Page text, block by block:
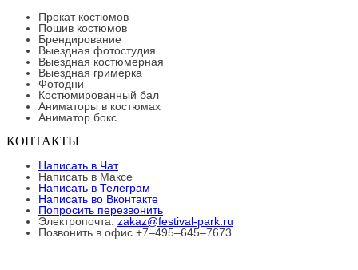
Прокат костюмов
Пошив костюмов
Брендирование
Выездная фотостудия
Выездная костюмерная
Выездная гримерка
Фотодни
Костюмированный бал
Аниматоры в костюмах
Аниматор бокс
КОНТАКТЫ
Написать в Чат
Написать в Максе
Написать в Телеграм
Написать во Вконтакте
Попросить перезвонить
Электропочта: zakaz@festival-park.ru
Позвонить в офис +7–495–645–7673